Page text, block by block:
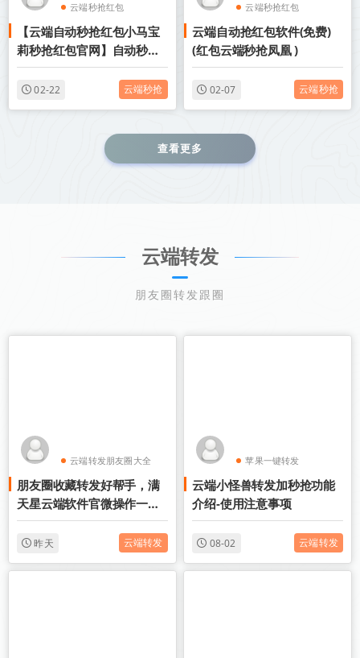
云端秒抢红包
微信抢红包新品
【云端自动秒抢红包小马宝
莉秒抢红包官网】自动秒抢
个人红包
02-22 云端秒抢
云端秒抢红包
微信抢红包新品
云端自动抢红包软件(免费)
(红包云端秒抢凤凰 )
02-07 云端秒抢
查看更多
云端转发
朋友圈转发跟圈
云端转发朋友圈大全
云端跟圈软件
朋友圈收藏转发好帮手，满
天星云端软件官微操作一键
登录
昨天 云端转发
苹果一键转发
苹果TF微信多开
云端小怪兽转发加秒抢功能
介绍-使用注意事项
08-02 云端转发